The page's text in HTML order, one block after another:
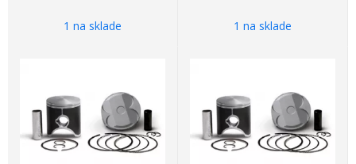
1 na sklade 1 na sklade